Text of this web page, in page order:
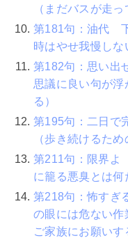
（まだバスが走
第181句：油代
時はやせ我慢しな
第182句：思い
思議に良い句が
る）
第195句：二日
（歩き続けるため
第211句：限界
に籠る悪臭とは何
第218句：怖す
の眼には危ない作
ご家族にお願いす